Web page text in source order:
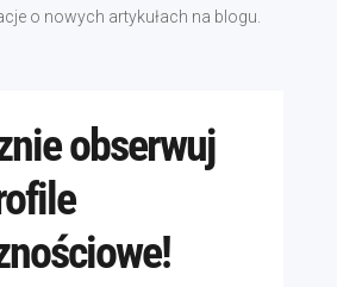
o nowych artykułach na blogu.
obserwuj